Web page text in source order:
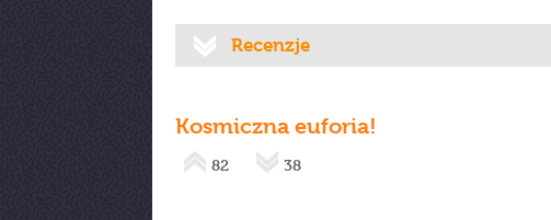
Recenzje
Kosmiczna euforia!
82 38